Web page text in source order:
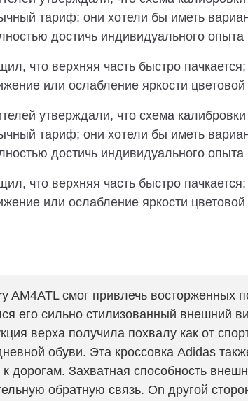
тариф; они хотели бы иметь
достичь индивидуального опыта
что верхняя часть быстро
или ослабление яркости
утверждали, что схема
тариф; они хотели бы иметь
достичь индивидуального опыта
что верхняя часть быстро
или ослабление яркости
AM4ATL смог привлечь восторженных
его сильно стилизованный внешний
верха получила похвалу как от
обуви. Эта кроссовка Adidas
к дорогам. Захватная способность
обратную связь. On другой